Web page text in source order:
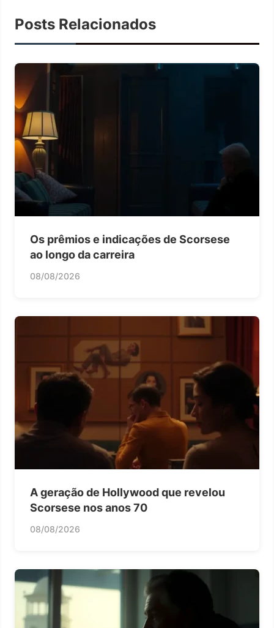
Posts Relacionados
Os prêmios e indicações de Scorsese
ao longo da carreira
08/08/2026
A geração de Hollywood que revelou
Scorsese nos anos 70
08/08/2026